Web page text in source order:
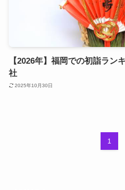
【2026年】福岡での初詣ラン
社
2025年10月30日
1